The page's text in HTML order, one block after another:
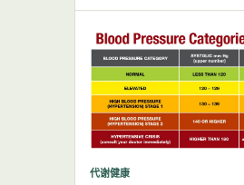
代谢健康